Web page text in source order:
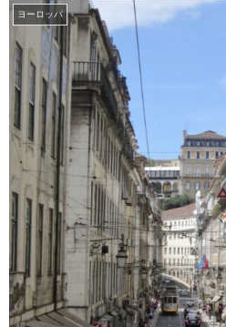
ヨーロッパ